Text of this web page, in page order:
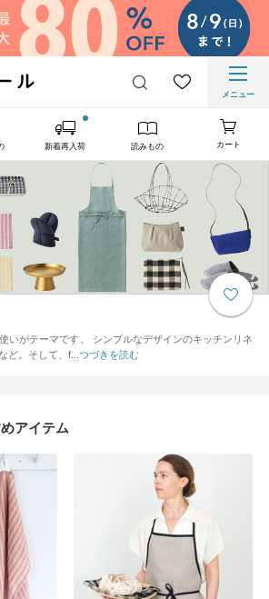
メニュー
新着再入荷 読みもの カート
いがテーマです。 シンプルなデザインのキッチンリネ
ど。そして、f... つづきを読む
アイテム